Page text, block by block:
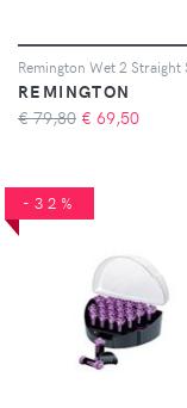
REMINGTON
€ 79,80 € 69,50
-32%